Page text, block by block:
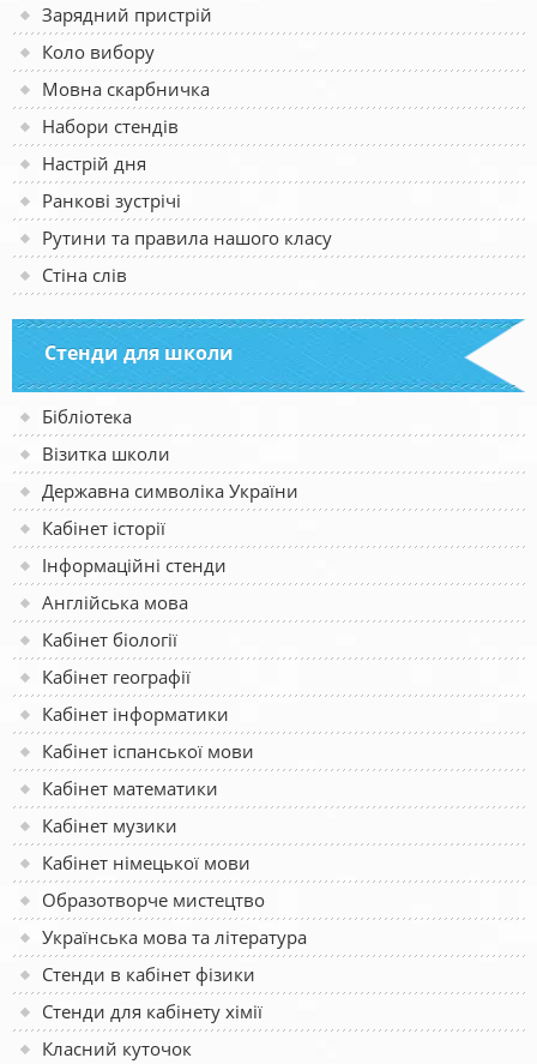
Зарядний пристрій
Коло вибору
Мовна скарбничка
Набори стендів
Настрій дня
Ранкові зустрічі
Рутини та правила нашого класу
Стіна слів
Стенди для школи
Бібліотека
Візитка школи
Державна символіка України
Кабінет історії
Інформаційні стенди
Англійська мова
Кабінет біології
Кабінет географії
Кабінет інформатики
Кабінет іспанської мови
Кабінет математики
Кабінет музики
Кабінет німецької мови
Образотворче мистецтво
Українська мова та література
Стенди в кабінет фізики
Стенди для кабінету хімії
Класний куточок